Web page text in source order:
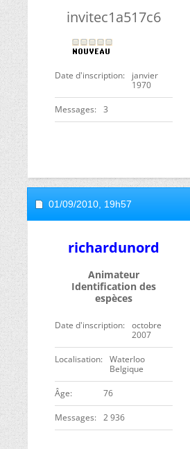
invitec1a517c6
Date d'inscription
janvier
1970
Messages 3
01/09/2010, 19h57
richardunord
Animateur
Identification des
espèces
Date d'inscription
octobre
2007
Localisation
Waterloo
Belgique
ge 76
Messages 2 936